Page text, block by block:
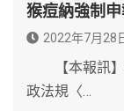
猴痘納強制
2022年7月28
【本報訊】
政法規〈…